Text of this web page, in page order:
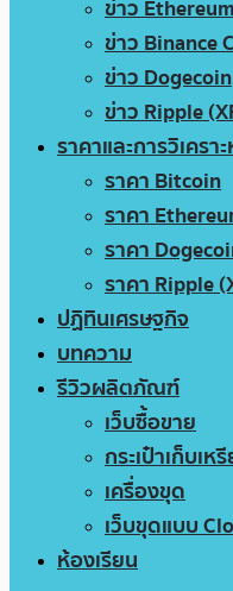
ข่าว
ข่าว Binance
ข่าว Dogecoin
ข่าว Ripple
ราคาและการวิเครา
ราคา Bitcoin
ราคา
ราคา
ราคา Ripple
ปฏิทินเศรษฐกิจ
บทความ
รีวิวผลิตภัณฑ์
เว็บซื้อขาย
กระเป๋าเก็บเห
เครื่องขุด
เว็บขุดแบบ
ห้องเรียน